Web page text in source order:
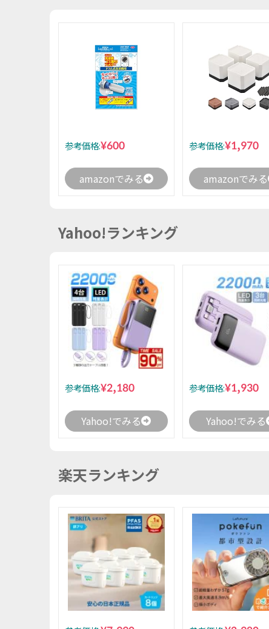
参考価格:¥600
amazonでみる
参考価格:¥1,970
amazonでみる
Yahoo!ランキング
参考価格:¥2,180
Yahoo!でみる
参考価格:¥1,930
Yahoo!でみる
楽天ランキング